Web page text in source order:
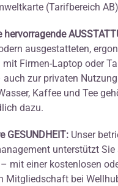
(Tarifbereich
hervorragende
ausgestatteten,
Firmen-Laptop oder
zur privaten
Kaffee und Tee
dazu.
GESUNDHEIT: Unser
unterstützt Sie
mit einer kostenlosen
Mitgliedschaft bei